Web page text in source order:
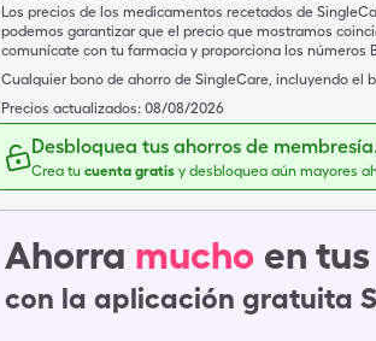
Los precios de los medicamentos recetados de
podemos garantizar que el precio que mostramos
comunícate con tu farmacia y proporciona los números
Cualquier bono de ahorro de SingleCare, incluyendo el
Precios actualizados: 08/08/2026
Desbloquea tus ahorros de
Crea tu cuenta gratis y desbloquea aún mayores
Ahorra mucho en
con la aplicación gratuita